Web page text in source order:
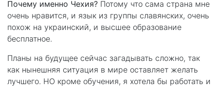
Почему именно Чехия? Потому что сама страна мне
очень нравится, и язык из группы славянских, очень
похож на украинский, и высшее образование
бесплатное.
Планы на будущее сейчас загадывать сложно, так
как нынешняя ситуация в мире оставляет желать
лучшего. НО кроме обучения, я хотела бы работать и